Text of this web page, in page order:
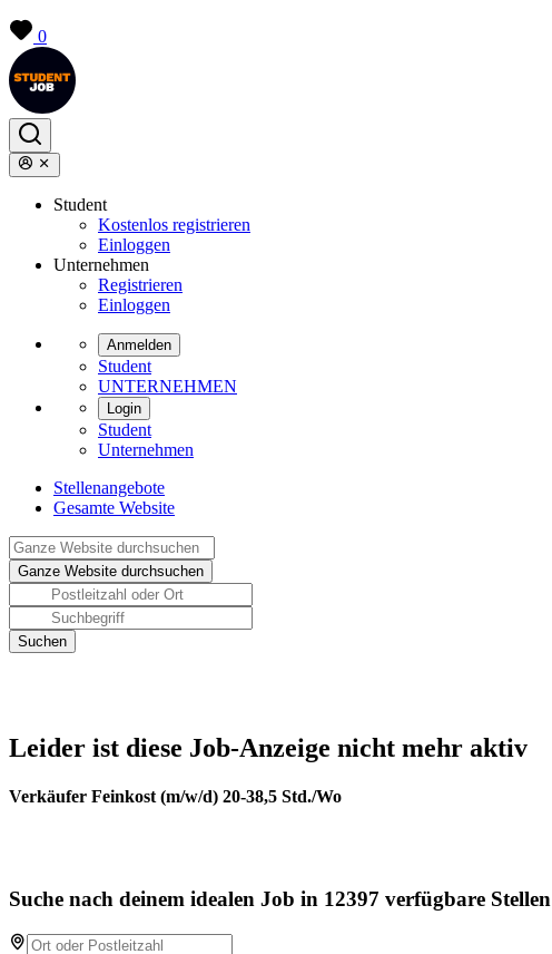
0
Student
Kostenlos registrieren
Einloggen
Unternehmen
Registrieren
Einloggen
Anmelden
Student
UNTERNEHMEN
Login
Student
Unternehmen
Stellenangebote
Gesamte Website
Leider ist diese Job-Anzeige nicht mehr aktiv
Verkäufer Feinkost (m/w/d) 20-38,5 Std./Wo
Suche nach deinem idealen Job in 12397 verfügbare Stellen